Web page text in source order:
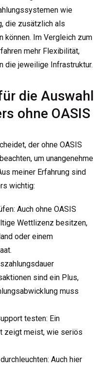
wie
die zusätzlich als
können. Im Vergleich zum
mehr Flexibilität,
die jeweilige Infrastruktur.
die Auswahl
ohne OASIS
der ohne OASIS
um unangenehme
meiner Erfahrung sind
wichtig:
Auch ohne OASIS
Wettlizenz besitzen,
oder einem
sind ein Plus,
muss
testen: Ein
zeigt meist, wie seriös
Auch hier